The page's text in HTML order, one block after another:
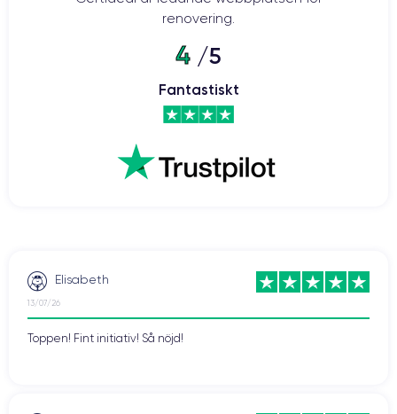
renovering.
4 /5
Fantastiskt
Elisabeth
13/07/26
Toppen! Fint initiativ! Så nöjd!